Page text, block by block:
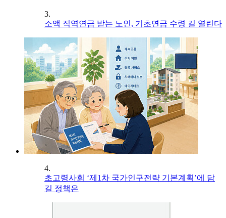
3.
소액 직역연금 받는 노인, 기초연금 수령 길 열린다
4.
초고령사회 ‘제1차 국가인구전략 기본계획’에 담
길 정책은